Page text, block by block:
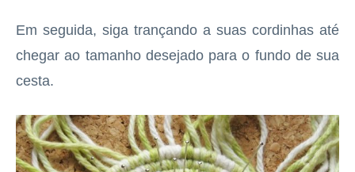
Em seguida, siga trançando a suas cordinhas até
chegar ao tamanho desejado para o fundo de sua
cesta.